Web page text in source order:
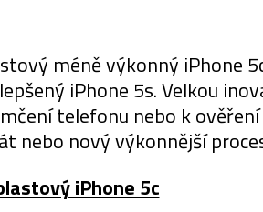
méně výkonný iPhone
iPhone 5s. Velkou
telefonu nebo k
nebo nový výkonnější
iPhone 5c